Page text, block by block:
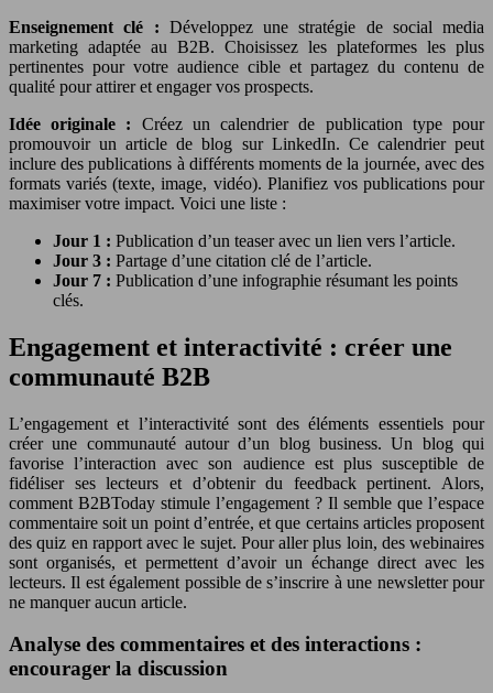
Enseignement clé : Développez une stratégie de social media
marketing adaptée au B2B. Choisissez les plateformes les plus
pertinentes pour votre audience cible et partagez du contenu de
qualité pour attirer et engager vos prospects.
Idée originale : Créez un calendrier de publication type pour
promouvoir un article de blog sur LinkedIn. Ce calendrier peut
inclure des publications à différents moments de la journée, avec des
formats variés (texte, image, vidéo). Planifiez vos publications pour
maximiser votre impact. Voici une liste :
Jour 1 : Publication d’un teaser avec un lien vers l’article.
Jour 3 : Partage d’une citation clé de l’article.
Jour 7 : Publication d’une infographie résumant les points
clés.
Engagement et interactivité : créer une
communauté B2B
L’engagement et l’interactivité sont des éléments essentiels pour
créer une communauté autour d’un blog business. Un blog qui
favorise l’interaction avec son audience est plus susceptible de
fidéliser ses lecteurs et d’obtenir du feedback pertinent. Alors,
comment B2BToday stimule l’engagement ? Il semble que l’espace
commentaire soit un point d’entrée, et que certains articles proposent
des quiz en rapport avec le sujet. Pour aller plus loin, des webinaires
sont organisés, et permettent d’avoir un échange direct avec les
lecteurs. Il est également possible de s’inscrire à une newsletter pour
ne manquer aucun article.
Analyse des commentaires et des interactions :
encourager la discussion